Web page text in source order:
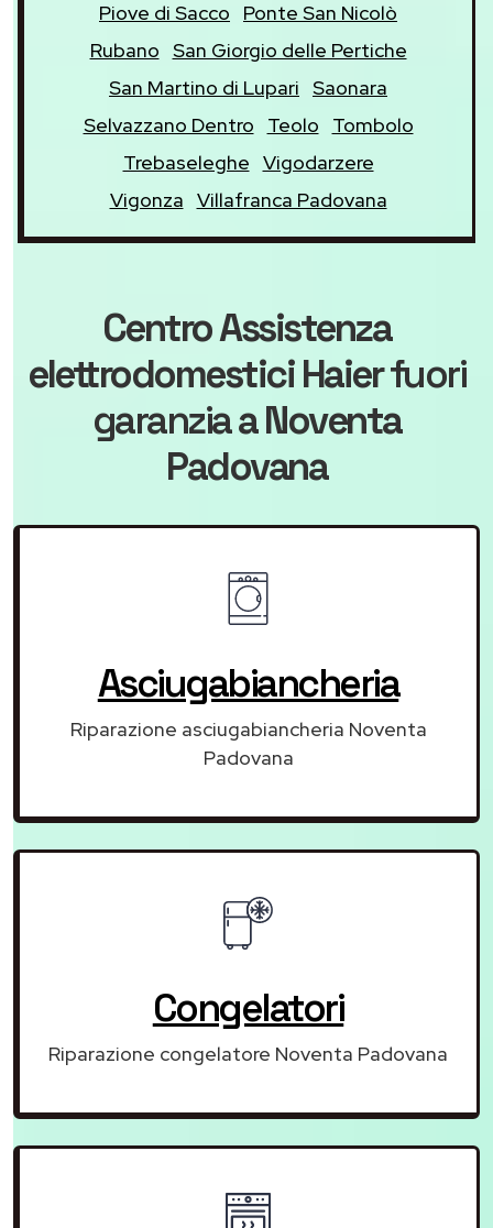
Piove di Sacco
Ponte San Nicolò
Rubano San Giorgio delle Pertiche
San Martino di Lupari Saonara
Selvazzano Dentro
Teolo
Tombolo
Trebaseleghe Vigodarzere
Vigonza Villafranca Padovana
Centro Assistenza
elettrodomestici Haierfuori
garanziaa Noventa
Padovana
Asciugabiancheria
Riparazione asciugabiancheria Noventa
Padovana
Congelatori
Riparazione congelatore Noventa Padovana